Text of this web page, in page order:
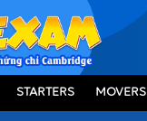
STARTERS MOVERS